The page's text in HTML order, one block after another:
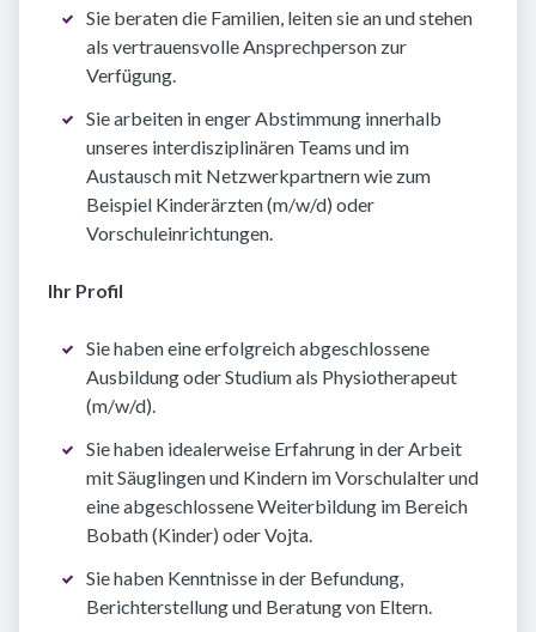
Sie beraten die Familien, leiten sie an und stehen
als vertrauensvolle Ansprechperson zur
Verfügung.
Sie arbeiten in enger Abstimmung innerhalb
unseres interdisziplinären Teams und im
Austausch mit Netzwerkpartnern wie zum
Beispiel Kinderärzten (m/w/d) oder
Vorschuleinrichtungen.
Ihr Profil
Sie haben eine erfolgreich abgeschlossene
Ausbildung oder Studium als Physiotherapeut
(m/w/d).
Sie haben idealerweise Erfahrung in der Arbeit
mit Säuglingen und Kindern im Vorschulalter und
eine abgeschlossene Weiterbildung im Bereich
Bobath (Kinder) oder Vojta.
Sie haben Kenntnisse in der Befundung,
Berichterstellung und Beratung von Eltern.